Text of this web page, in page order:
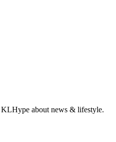
KLHype about news & lifestyle.